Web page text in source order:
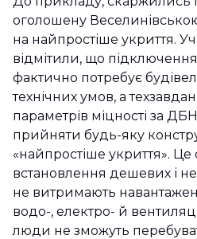
оголошену
на найпростіше укриття.
відмітили, що
фактично потребує
технічних умов, а
параметрів міцності за
прийняти будь-яку
«найпростіше укриття».
встановлення дешевих і
не витримають
водо-, електро- й
люди не зможуть